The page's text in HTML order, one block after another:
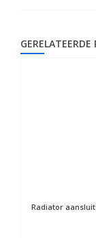
Radiator